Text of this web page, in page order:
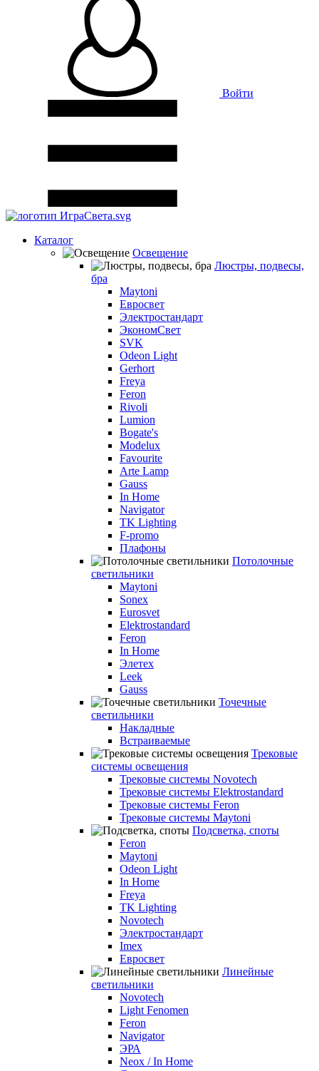
Войти
Каталог
Освещение
Люстры, подвесы,
бра
Maytoni
Евросвет
Электростандарт
ЭкономСвет
SVK
Odeon Light
Gerhort
Freya
Feron
Rivoli
Lumion
Bogate's
Modelux
Favourite
Arte Lamp
Gauss
In Home
Navigator
TK Lighting
F-promo
Плафоны
Потолочные
светильники
Maytoni
Sonex
Eurosvet
Elektrostandard
Feron
In Home
Элетех
Leek
Gauss
Точечные
светильники
Накладные
Встраиваемые
Трековые
системы освещения
Трековые системы Novotech
Трековые системы Elektrostandard
Трековые системы Feron
Трековые системы Maytoni
Подсветка, споты
Feron
Maytoni
Odeon Light
In Home
Freya
TK Lighting
Novotech
Электростандарт
Imex
Евросвет
Линейные
светильники
Novotech
Light Fenomen
Feron
Navigator
ЭРА
Neox / In Home